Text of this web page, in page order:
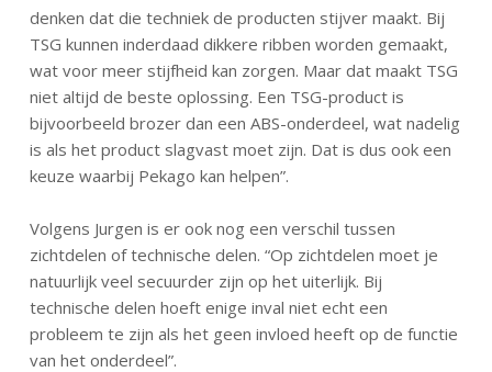
denken dat die techniek de producten stijver maakt. Bij
TSG kunnen inderdaad dikkere ribben worden gemaakt,
wat voor meer stijfheid kan zorgen. Maar dat maakt TSG
niet altijd de beste oplossing. Een TSG-product is
bijvoorbeeld brozer dan een ABS-onderdeel, wat nadelig
is als het product slagvast moet zijn. Dat is dus ook een
keuze waarbij Pekago kan helpen”.
Volgens Jurgen is er ook nog een verschil tussen
zichtdelen of technische delen. “Op zichtdelen moet je
natuurlijk veel secuurder zijn op het uiterlijk. Bij
technische delen hoeft enige inval niet echt een
probleem te zijn als het geen invloed heeft op de functie
van het onderdeel”.